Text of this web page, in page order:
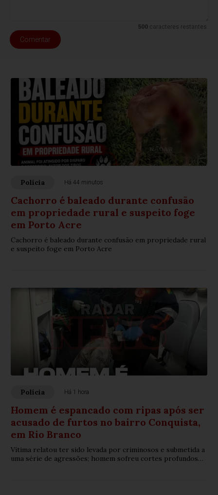
500caracteres restantes.
Comentar
Polícia Há 44 minutos
Cachorro é baleado durante confusão
em propriedade rural e suspeito foge
em Porto Acre
Cachorro é baleado durante confusão em propriedade rural
e suspeito foge em Porto Acre
Polícia Há 1 hora
Homem é espancado com ripas após ser
acusado de furtos no bairro Conquista,
em Rio Branco
Vítima relatou ter sido levada por criminosos e submetida a
uma série de agressões; homem sofreu cortes profundos